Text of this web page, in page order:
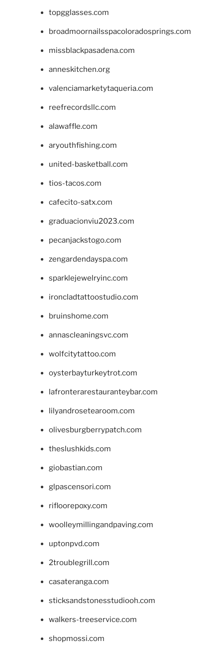
topgglasses.com
broadmoornailsspacoloradosprings.com
missblackpasadena.com
anneskitchen.org
valenciamarketytaqueria.com
reefrecordsllc.com
alawaffle.com
aryouthfishing.com
united-basketball.com
tios-tacos.com
cafecito-satx.com
graduacionviu2023.com
pecanjackstogo.com
zengardendayspa.com
sparklejewelryinc.com
ironcladtattoostudio.com
bruinshome.com
annascleaningsvc.com
wolfcitytattoo.com
oysterbayturkeytrot.com
lafronterarestauranteybar.com
lilyandrosetearoom.com
olivesburgberrypatch.com
theslushkids.com
giobastian.com
glpascensori.com
rifloorepoxy.com
woolleymillingandpaving.com
uptonpvd.com
2troublegrill.com
casateranga.com
sticksandstonesstudiooh.com
walkers-treeservice.com
shopmossi.com